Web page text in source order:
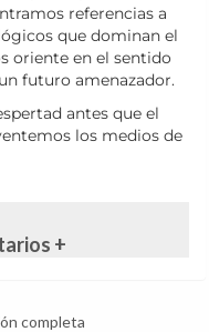
referencias a
que dominan el
oriente en el sentido
futuro amenazador.
antes que el
los medios de
+
completa